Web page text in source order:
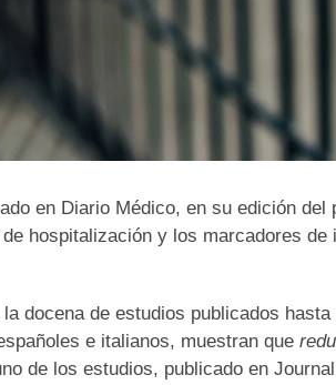
en Diario Médico, en su edición del
hospitalización y los marcadores de
docena de estudios publicados
e italianos, muestran que
de los estudios, publicado en